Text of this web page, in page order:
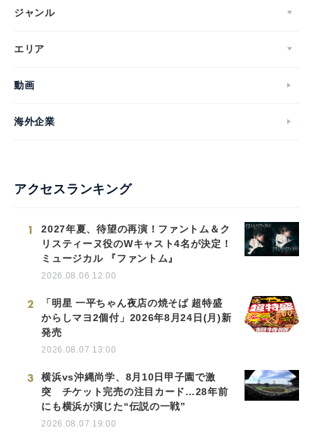
ジャンル
エリア
動画
海外企業
アクセスランキング
1
2027年夏、待望の再演！ファントム＆ク
リスティーヌ役のWキャスト4名が決定！
ミュージカル 『ファントム』
2026.08.06 12:00
2
「明星 一平ちゃん夜店の焼そば 超特盛
からしマヨ2個付」2026年8月24日(月)新
発売
2026.08.07 13:00
3
横浜vs沖縄尚学、8月10日甲子園で激
突 チケット完売の注目カード…28年前
にも横浜が演じた“伝説の一戦”
2026.08.07 19:00